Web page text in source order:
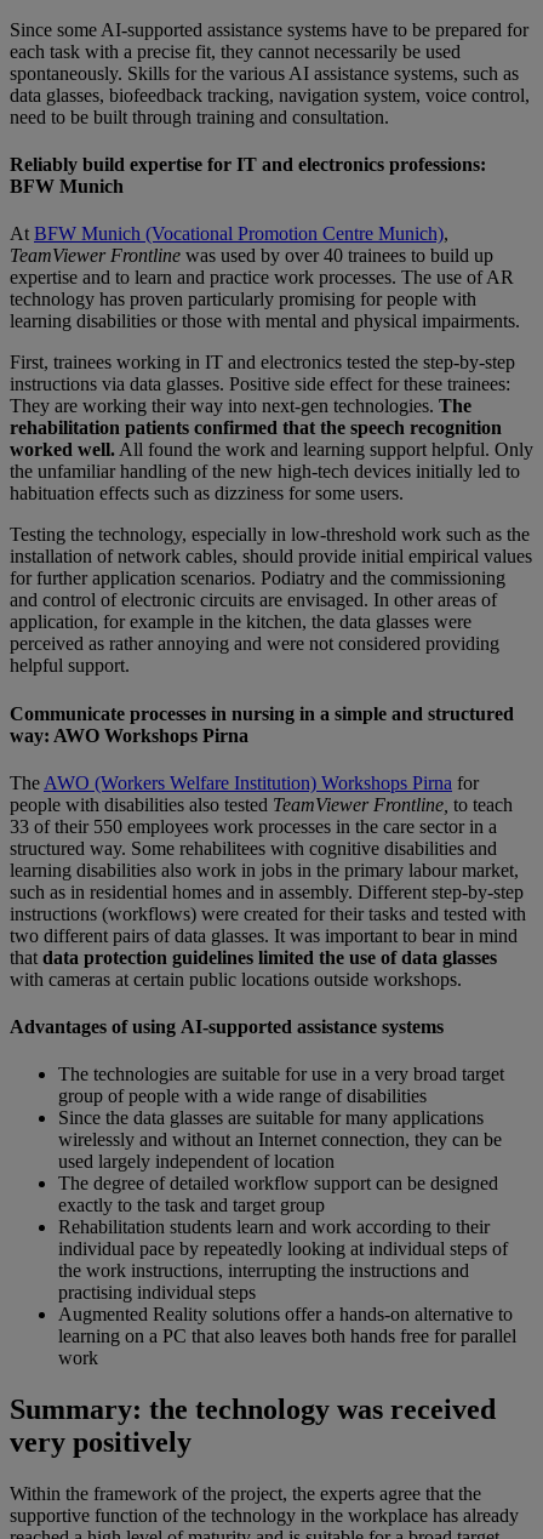
Since some AI-supported assistance systems have to be prepared for
each task with a precise fit, they cannot necessarily be used
spontaneously. Skills for the various AI assistance systems, such as
data glasses, biofeedback tracking, navigation system, voice control,
need to be built through training and consultation.
Reliably build expertise for IT and electronics professions:
BFW Munich
At BFW Munich (Vocational Promotion Centre Munich),
TeamViewer Frontline was used by over 40 trainees to build up
expertise and to learn and practice work processes. The use of AR
technology has proven particularly promising for people with
learning disabilities or those with mental and physical impairments.
First, trainees working in IT and electronics tested the step-by-step
instructions via data glasses. Positive side effect for these trainees:
They are working their way into next-gen technologies. The
rehabilitation patients confirmed that the speech recognition
worked well. All found the work and learning support helpful. Only
the unfamiliar handling of the new high-tech devices initially led to
habituation effects such as dizziness for some users.
Testing the technology, especially in low-threshold work such as the
installation of network cables, should provide initial empirical values
for further application scenarios. Podiatry and the commissioning
and control of electronic circuits are envisaged. In other areas of
application, for example in the kitchen, the data glasses were
perceived as rather annoying and were not considered providing
helpful support.
Communicate processes in nursing in a simple and structured
way: AWO Workshops Pirna
The AWO (Workers Welfare Institution) Workshops Pirna for
people with disabilities also tested TeamViewer Frontline, to teach
33 of their 550 employees work processes in the care sector in a
structured way. Some rehabilitees with cognitive disabilities and
learning disabilities also work in jobs in the primary labour market,
such as in residential homes and in assembly. Different step-by-step
instructions (workflows) were created for their tasks and tested with
two different pairs of data glasses. It was important to bear in mind
that data protection guidelines limited the use of data glasses
with cameras at certain public locations outside workshops.
Advantages of using AI-supported assistance systems
The technologies are suitable for use in a very broad target
group of people with a wide range of disabilities
Since the data glasses are suitable for many applications
wirelessly and without an Internet connection, they can be
used largely independent of location
The degree of detailed workflow support can be designed
exactly to the task and target group
Rehabilitation students learn and work according to their
individual pace by repeatedly looking at individual steps of
the work instructions, interrupting the instructions and
practising individual steps
Augmented Reality solutions offer a hands-on alternative to
learning on a PC that also leaves both hands free for parallel
work
Summary: the technology was received
very positively
Within the framework of the project, the experts agree that the
supportive function of the technology in the workplace has already